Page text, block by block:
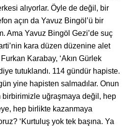
alıyorlar. Öyle de değil, bir
açın da Yavuz Bingöl’ü bir
Ama Yavuz Bingöl Gezi’de suç
kara düzen düzenine alet
Karabay, ‘Akın Gürlek
tutuklandı. 114 gündür hapiste.
yine hapisten salmadılar. Onun
uğraşmaya değil, hep
hep birlikte kazanmaya
‘Kurtuluş yok tek başına. Ya